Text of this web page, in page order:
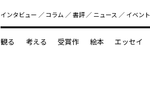
好書好日
インタビュー コラム 書評 ニュース イベント
観る 考える 受賞作 絵本 エッセイ